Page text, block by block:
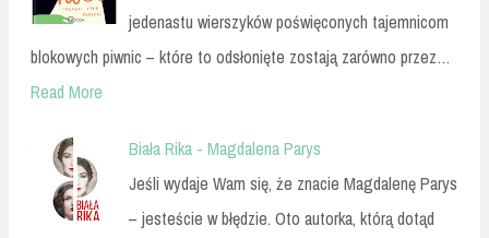
jedenastu wierszyków poświęconych tajemnicom
blokowych piwnic – które to odsłonięte zostają zarówno przez…
Read More
Biała Rika - Magdalena Parys
Jeśli wydaje Wam się, że znacie Magdalenę Parys
– jesteście w błędzie. Oto autorka, którą dotąd